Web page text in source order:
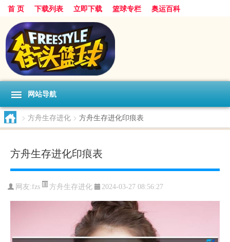
首 页 下载列表 立即下载 篮球专栏 奥运百科
网站导航
> 方舟生存进化 > 方舟生存进化印痕表
方舟生存进化印痕表
网友:fzs 方舟生存进化 2024-03-27 08:56:27